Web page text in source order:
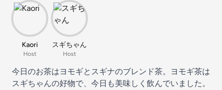
Kaori
Host
スギちゃん
Host
今日のお茶はヨモギとスギナのブレンド茶。ヨモギ茶は
スギちゃんの好物で、今日も美味しく飲んでいました。